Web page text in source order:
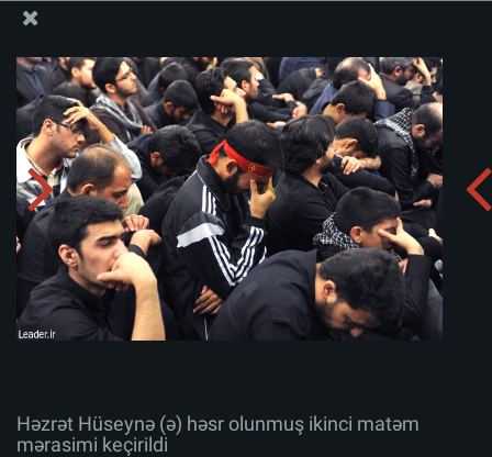
Həzrət Hüseynə (ə) həsr olunmuş ikinci matəm
mərasimi keçirildi
Albomu yüklə:
Həzrət Hüseynə (ə) həsr olunmuş ikinci matəm
mərasimi keçirildi